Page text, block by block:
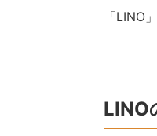
「LINO
LINO